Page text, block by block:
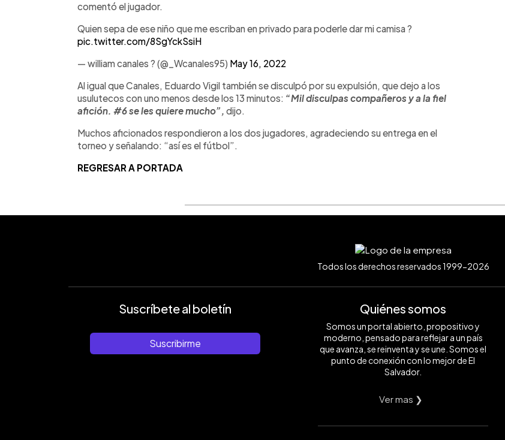
comentó el jugador.
Quien sepa de ese niño que me escriban en privado para poderle dar mi camisa ?
pic.twitter.com/8SgYckSsiH
— william canales ? (@_Wcanales95) May 16, 2022
Al igual que Canales, Eduardo Vigil también se disculpó por su expulsión, que dejo a los
usulutecos con uno menos desde los 13 minutos: “Mil disculpas compañeros y a la fiel
afición. #6 se les quiere mucho”, dijo.
Muchos aficionados respondieron a los dos jugadores, agradeciendo su entrega en el
torneo y señalando: “así es el fútbol”.
REGRESAR A PORTADA
Todos los derechos reservados 1999-2026
Suscríbete al boletín
Suscribirme
Quiénes somos
Somos un portal abierto, propositivo y
moderno, pensado para reflejar a un país
que avanza, se reinventa y se une. Somos el
punto de conexión con lo mejor de El
Salvador.
Ver mas ❯